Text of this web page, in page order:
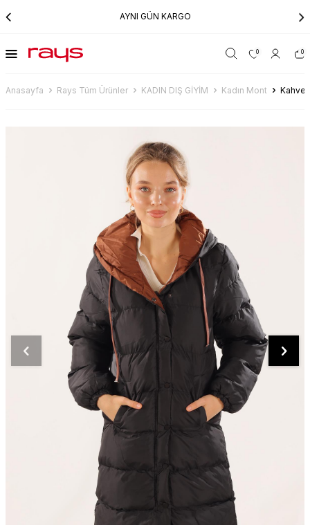
AYNI GÜN KARGO
0 0
Anasayfa Rays Tüm Ürünler KADIN DIŞ GİYİM Kadın Mont Kahve